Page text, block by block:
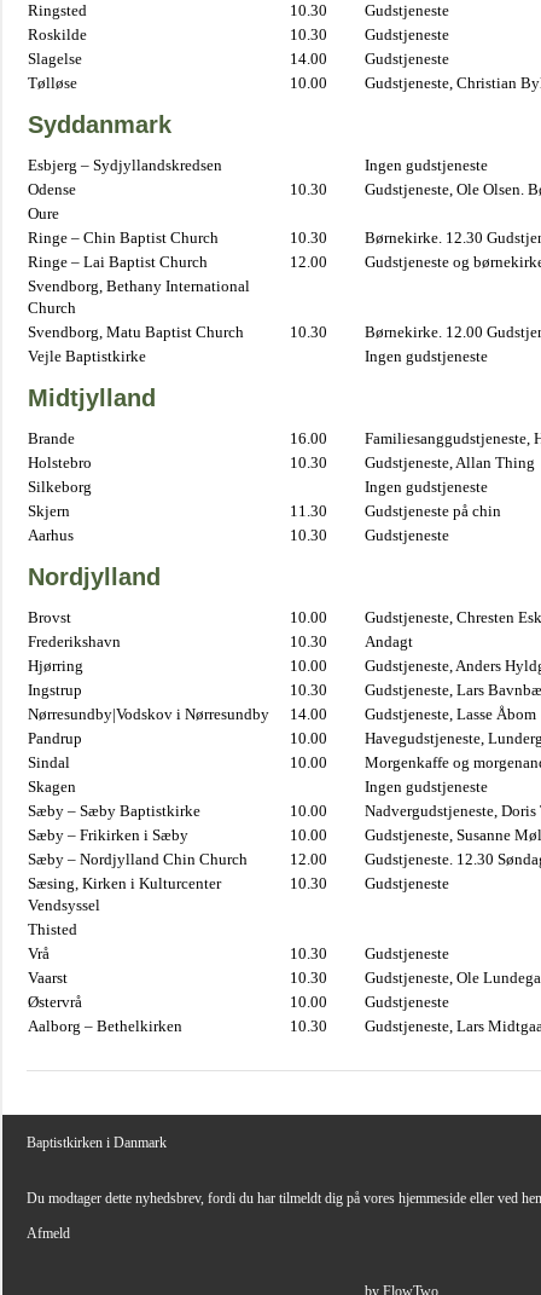
Ringsted 10.30
Gudstjeneste
Roskilde
10.30
Gudstjeneste
Slagelse
14.00
Gudstjeneste
Tølløse
10.00 Gudstjeneste, Christian
Syddanmark
Esbjerg – Sydjyllandskredsen
Ingen gudstjeneste
Odense
10.30
Gudstjeneste, Ole Olsen.
Oure
Ringe – Chin Baptist Church
10.30
Børnekirke. 12.30
Ringe – Lai Baptist Church
12.00
Gudstjeneste og
Svendborg, Bethany International
Church
Svendborg, Matu Baptist Church
10.30
Børnekirke. 12.00
Vejle Baptistkirke
Ingen gudstjeneste
Midtjylland
Brande 16.00
Familiesanggudstjeneste,
Holstebro
10.30
Gudstjeneste, Allan Thing
Silkeborg
Ingen gudstjeneste
Skjern
11.30
Gudstjeneste på chin
Aarhus
10.30 Gudstjeneste
Nordjylland
Brovst 10.00
Gudstjeneste, Chresten
Frederikshavn
10.30
Andagt
Hjørring
10.00
Gudstjeneste, Anders
Ingstrup
10.30
Gudstjeneste, Lars
Nørresundby|Vodskov i Nørresundby
14.00
Gudstjeneste, Lasse Åbom
Pandrup
10.00
Havegudstjeneste,
Sindal
10.00
Morgenkaffe og
Skagen
Ingen gudstjeneste
Sæby – Sæby Baptistkirke
10.00
Nadvergudstjeneste,
Sæby – Frikirken i Sæby
10.00
Gudstjeneste, Susanne
Sæby – Nordjylland Chin Church
12.00
Gudstjeneste. 12.30
Sæsing, Kirken i Kulturcenter
Vendsyssel
10.30 Gudstjeneste
Thisted
Vrå
10.30
Gudstjeneste
Vaarst
10.30
Gudstjeneste, Ole
Østervrå
10.00
Gudstjeneste
Aalborg – Bethelkirken
10.30 Gudstjeneste, Lars
Baptistkirken i Danmark
Du modtager dette nyhedsbrev, fordi du har tilmeldt dig på vores hjemmeside eller ved
Afmeld
by FlowTwo